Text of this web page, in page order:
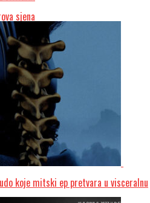
sjena
koje mitski ep pretvara u visceralnu